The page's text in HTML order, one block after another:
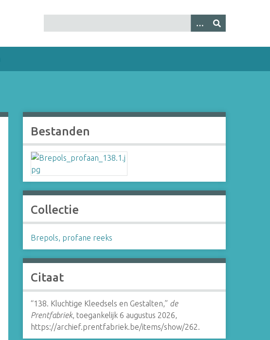
Bestanden
Collectie
Brepols, profane reeks
Citaat
“138. Kluchtige Kleedsels en Gestalten,” de
Prentfabriek, toegankelijk 6 augustus 2026,
https://archief.prentfabriek.be/items/show/262.